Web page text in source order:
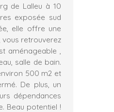
de Lalleu à 10
exposée sud
elle offre une
vous retrouverez
aménageable ,
salle de bain.
500 m2 et
De plus, un
dépendances
Beau potentiel !